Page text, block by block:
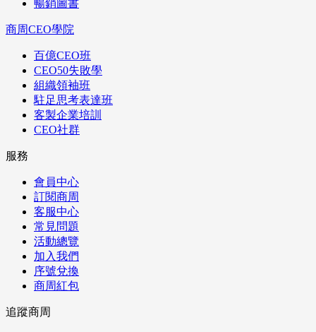
暢銷圖書
商周CEO學院
百億CEO班
CEO50失敗學
組織領袖班
駐足思考表達班
客製企業培訓
CEO社群
服務
會員中心
訂閱商周
客服中心
常見問題
活動總覽
加入我們
序號兌換
商周紅包
追蹤商周